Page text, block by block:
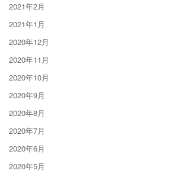
2021年2月
2021年1月
2020年12月
2020年11月
2020年10月
2020年9月
2020年8月
2020年7月
2020年6月
2020年5月